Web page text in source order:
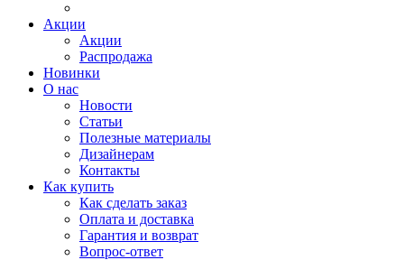
Акции
Акции
Распродажа
Новинки
О нас
Новости
Статьи
Полезные материалы
Дизайнерам
Контакты
Как купить
Как сделать заказ
Оплата и доставка
Гарантия и возврат
Вопрос-ответ